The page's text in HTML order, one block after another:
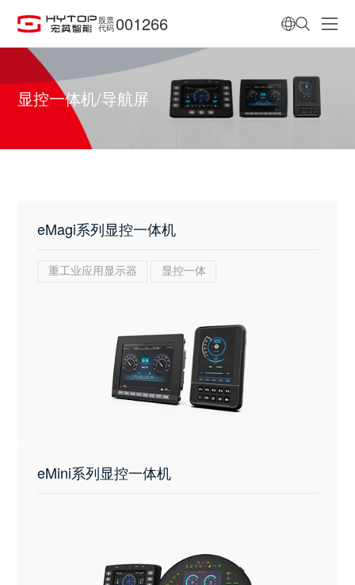
股票
代码 001266
显控一体机/导航屏
eMagi系列显控一体机
重工业应用显示器 显控一体
eMini系列显控一体机